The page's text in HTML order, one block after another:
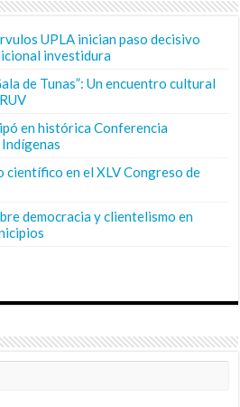
UPLA inician paso decisivo
investidura
de Tunas”: Un encuentro cultural
en histórica Conferencia
científico en el XLV Congreso de
democracia y clientelismo en